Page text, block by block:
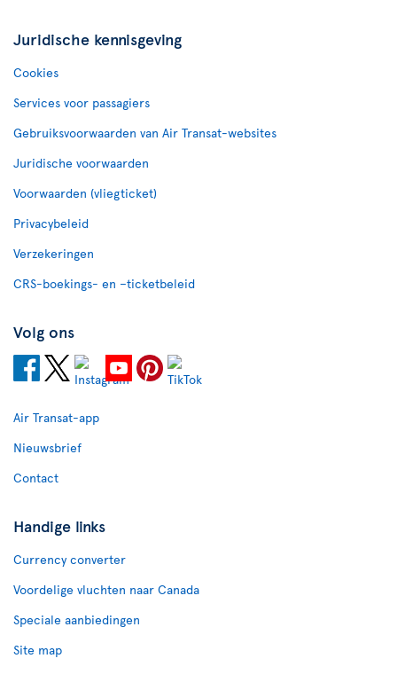
Juridische kennisgeving
Cookies
Services voor passagiers
Gebruiksvoorwaarden van Air Transat-websites
Juridische voorwaarden
Voorwaarden (vliegticket)
Privacybeleid
Verzekeringen
CRS-boekings- en –ticketbeleid
Volg ons
Air Transat-app
Nieuwsbrief
Contact
Handige links
Currency converter
Voordelige vluchten naar Canada
Speciale aanbiedingen
Site map